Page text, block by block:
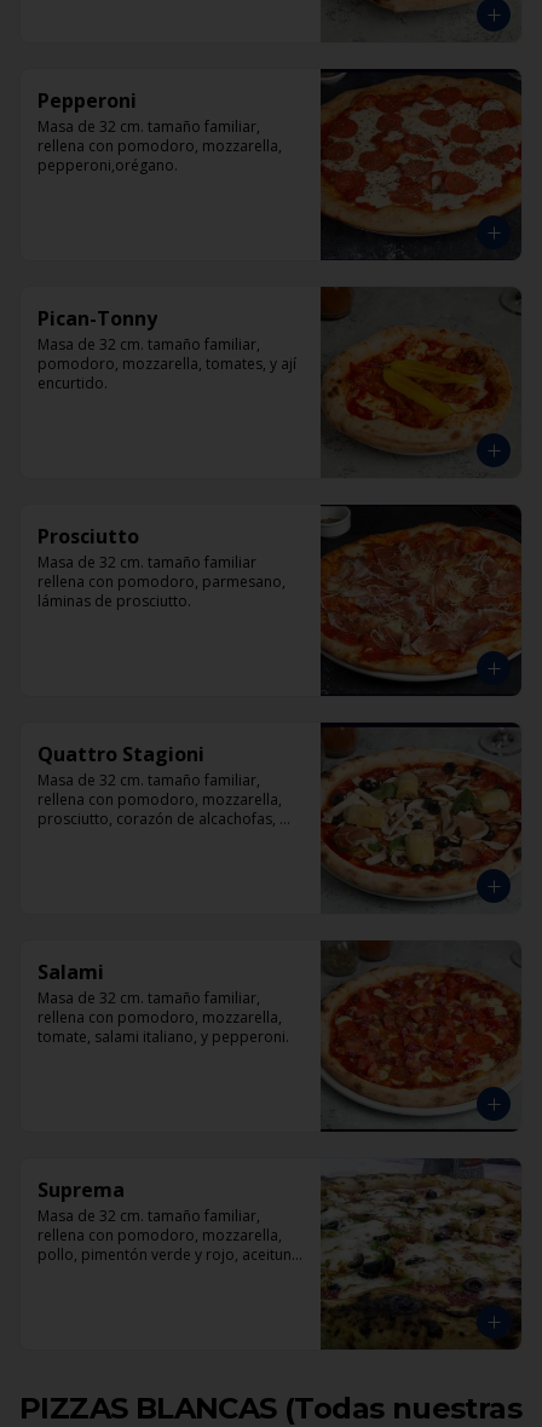
Pepperoni
Masa de 32 cm. tamaño familiar,
rellena con pomodoro, mozzarella,
pepperoni,orégano.
Pican-Tonny
Masa de 32 cm. tamaño familiar,
pomodoro, mozzarella, tomates, y ají
encurtido.
Prosciutto
Masa de 32 cm. tamaño familiar
rellena con pomodoro, parmesano,
láminas de prosciutto.
Quattro Stagioni
Masa de 32 cm. tamaño familiar,
rellena con pomodoro, mozzarella,
prosciutto, corazón de alcachofas,
Salami
Masa de 32 cm. tamaño familiar,
rellena con pomodoro, mozzarella,
tomate, salami italiano, y pepperoni.
Suprema
Masa de 32 cm. tamaño familiar,
rellena con pomodoro, mozzarella,
pollo, pimentón verde y rojo, aceituna
PIZZAS BLANCAS (Todas nuestras